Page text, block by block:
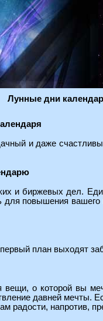
Лунные дни
и даже
и биржевых дел.
повышения
план выходят
о которой вы
давней
радости, напротив,